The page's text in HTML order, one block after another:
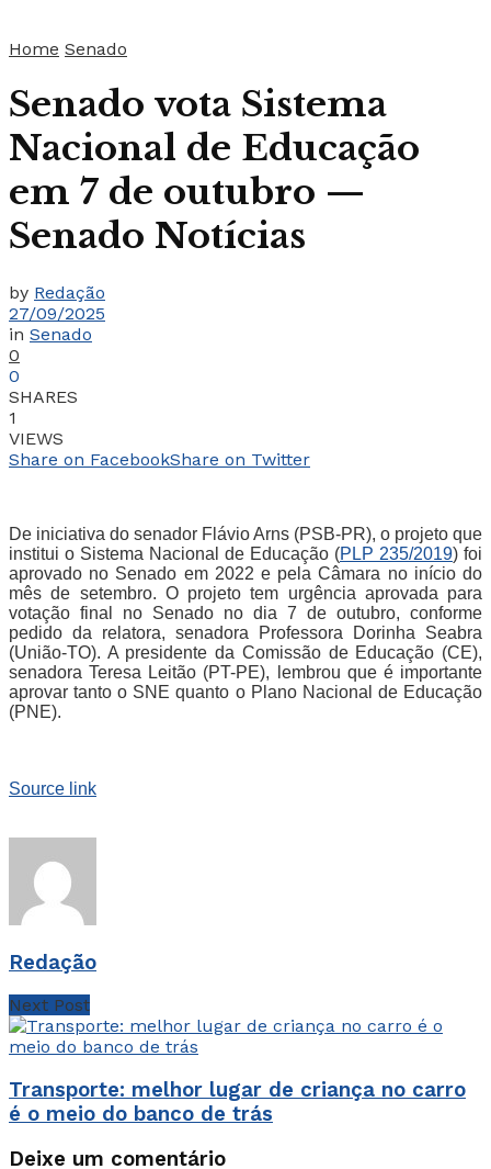
Home Senado
Senado vota Sistema
Nacional de Educação
em 7 de outubro —
Senado Notícias
by Redação
27/09/2025
in Senado
0
0
SHARES
1
VIEWS
Share on FacebookShare on Twitter
De iniciativa do senador Flávio Arns (PSB-PR), o projeto que
institui o Sistema Nacional de Educação (PLP 235/2019) foi
aprovado no Senado em 2022 e pela Câmara no início do
mês de setembro. O projeto tem urgência aprovada para
votação final no Senado no dia 7 de outubro, conforme
pedido da relatora, senadora Professora Dorinha Seabra
(União-TO). A presidente da Comissão de Educação (CE),
senadora Teresa Leitão (PT-PE), lembrou que é importante
aprovar tanto o SNE quanto o Plano Nacional de Educação
(PNE).
Source link
Redação
Next Post
Transporte: melhor lugar de criança no carro
é o meio do banco de trás
Deixe um comentário